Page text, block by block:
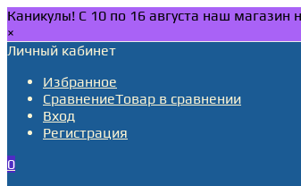
Каникулы! С 10 по 16 августа наш магазин
×
Личный кабинет
Избранное
СравнениеТовар в сравнении
Вход
Регистрация
0